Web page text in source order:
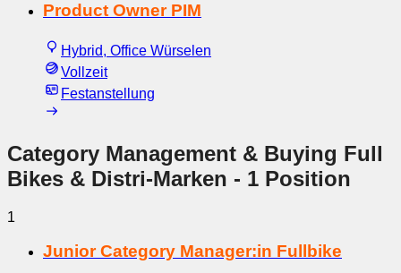
Product Owner PIM
Hybrid, Office Würselen
Vollzeit
Festanstellung
Category Management & Buying Full
Bikes & Distri-Marken - 1 Position
1
Junior Category Manager:in Fullbike